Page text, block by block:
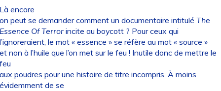
encore
peut se demander comment un documentaire intitulé The
Of Terrorincite au boycott ? Pour ceux qui
le mot « essence » se réfère au mot « source »
non à l’huile que l’on met sur le feu ! Inutile donc de mettre le
poudres pour une histoire de titre incompris. À moins
de se